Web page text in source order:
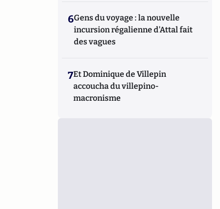
6Gens du voyage : la nouvelle
incursion régalienne d'Attal fait
des vagues
7Et Dominique de Villepin
accoucha du villepino-
macronisme